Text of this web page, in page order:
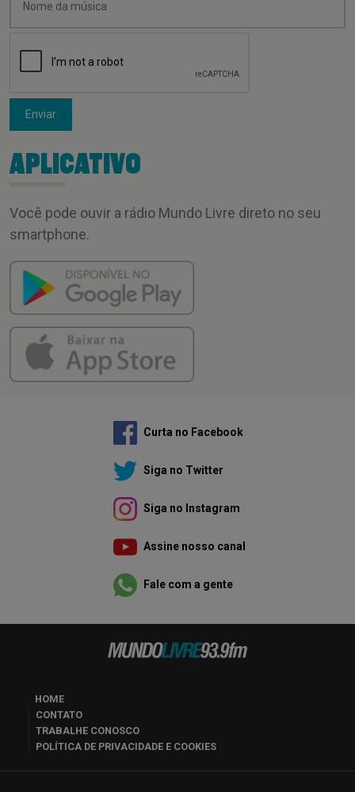
Enviar
APLICATIVO
Você pode ouvir a rádio Mundo Livre direto no seu
smartphone.
Curta no Facebook
Siga no Twitter
Siga no Instagram
Assine nosso canal
Fale com a gente
HOME
CONTATO
TRABALHE CONOSCO
POLÍTICA DE PRIVACIDADE E COOKIES